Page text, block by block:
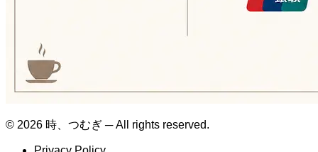
© 2026 時、つむぎ ─ All rights reserved.